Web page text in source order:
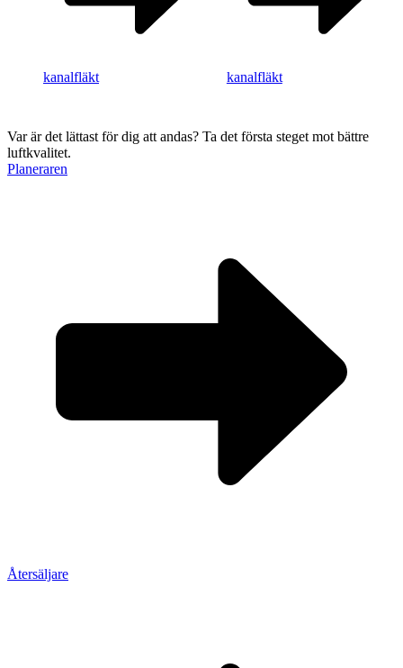
kanalfläkt kanalfläkt
Var är det lättast för dig att andas? Ta det första steget mot bättre
luftkvalitet.
Planeraren
Återsäljare